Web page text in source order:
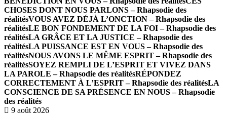
CHOSES DONT NOUS PARLONS – Rhapsodie des
réalitésVOUS AVEZ DÉJÀ L’ONCTION – Rhapsodie des
réalitésLE BON FONDEMENT DE LA FOI – Rhapsodie des
réalitésLA GRÂCE ET LA JUSTICE – Rhapsodie des
réalitésLA PUISSANCE EST EN VOUS – Rhapsodie des
réalitésNOUS AVONS LE MÊME ESPRIT – Rhapsodie des
réalitésSOYEZ REMPLI DE L’ESPRIT ET VIVEZ DANS
LA PAROLE – Rhapsodie des réalitésRÉPONDEZ
CORRECTEMENT À L’ESPRIT – Rhapsodie des réalitésLA
CONSCIENCE DE SA PRÉSENCE EN NOUS – Rhapsodie
des réalités
9 août 2026